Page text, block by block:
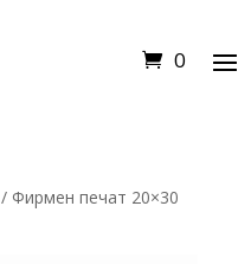
0
/ Фирмен печат 20×30